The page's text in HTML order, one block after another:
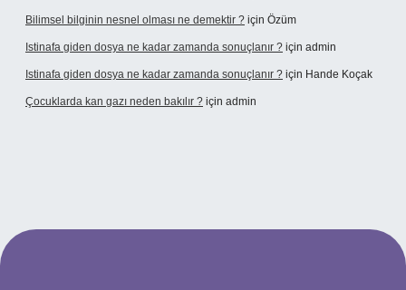
Bilimsel bilginin nesnel olması ne demektir ? için Özüm
Istinafa giden dosya ne kadar zamanda sonuçlanır ? için admin
Istinafa giden dosya ne kadar zamanda sonuçlanır ? için Hande Koçak
Çocuklarda kan gazı neden bakılır ? için admin